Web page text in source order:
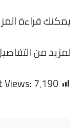
يمكنك قراءة
لمزيد من
Views:7٬190